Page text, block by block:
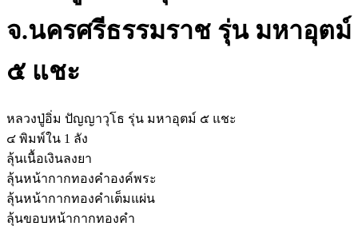
จ.นครศรีธรรมราช รุ่น มหาอุตม์
๕ แชะ
หลวงปู่อิ่ม ปัญญาวุโธ รุ่น มหาอุตม์ ๕ แชะ
๔ พิมพ์ใน 1 ลัง
ลุ้นเนื้อเงินลงยา
ลุ้นหน้ากากทองคำองค์พระ
ลุ้นหน้ากากทองคำเต็มแผ่น
ลุ้นขอบหน้ากากทองคำ